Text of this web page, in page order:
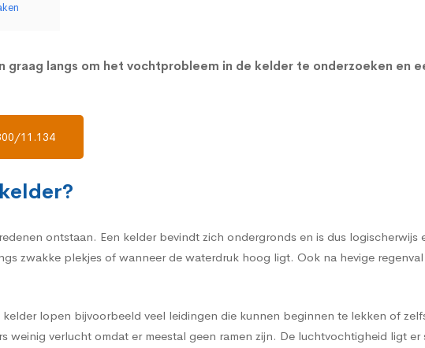
langs om het vochtprobleem in de kelder te onderzoeken en
11.134
ontstaan. Een kelder bevindt zich ondergronds en is dus logischerwijs
zwakke plekjes of wanneer de waterdruk hoog ligt. Ook na hevige
lopen bijvoorbeeld veel leidingen die kunnen beginnen te lekken of
weinig verlucht omdat er meestal geen ramen zijn. De luchtvochtigheid ligt